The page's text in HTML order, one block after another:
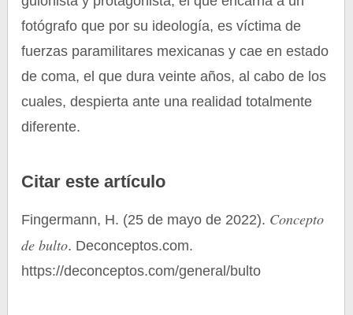
fotógrafo que por su ideología, es víctima de
fuerzas paramilitares mexicanas y cae en estado
de coma, el que dura veinte años, al cabo de los
cuales, despierta ante una realidad totalmente
diferente.
Citar este artículo
Fingermann, H. (25 de mayo de 2022). Concepto
de bulto. Deconceptos.com.
https://deconceptos.com/general/bulto